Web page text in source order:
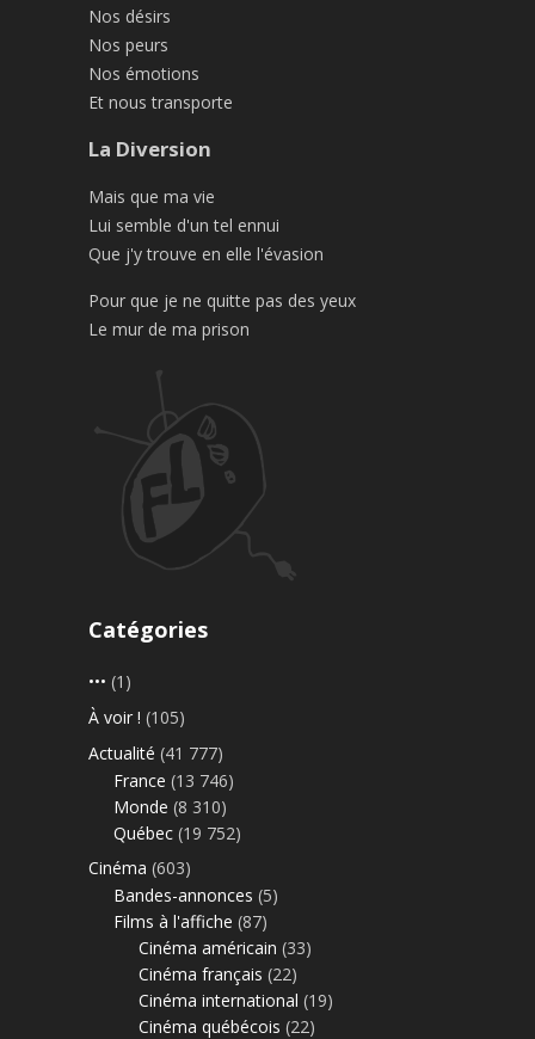
Nos désirs
Nos peurs
Nos émotions
Et nous transporte
La Diversion
Mais que ma vie
Lui semble d'un tel ennui
Que j'y trouve en elle l'évasion
Pour que je ne quitte pas des yeux
Le mur de ma prison
Catégories
••• (1)
À voir ! (105)
Actualité (41 777)
France (13 746)
Monde (8 310)
Québec (19 752)
Cinéma (603)
Bandes-annonces (5)
Films à l'affiche (87)
Cinéma américain (33)
Cinéma français (22)
Cinéma international (19)
Cinéma québécois (22)